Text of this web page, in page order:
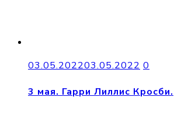
03.05.202203.05.2022 0
3 мая. Гарри Лиллис Кросби.